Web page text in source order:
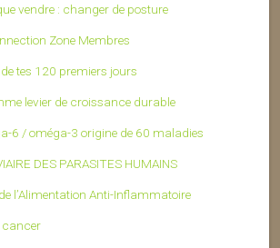
vendre : changer de posture
Zone Membres
tes 120 premiers jours
levier de croissance durable
6 / oméga-3 origine de 60 maladies
DES PARASITES HUMAINS
l’Alimentation Anti-Inflammatoire
cancer